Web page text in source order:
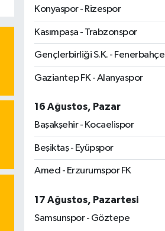
Konyaspor - Rizespor
Kasımpaşa - Trabzonspor
Gençlerbirliği S.K. - Fenerbahçe
Gaziantep FK - Alanyaspor
16 Ağustos, Pazar
Başakşehir - Kocaelispor
Beşiktaş - Eyüpspor
Amed - Erzurumspor FK
17 Ağustos, Pazartesi
Samsunspor - Göztepe